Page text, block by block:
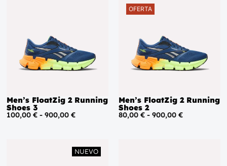
Men’s FloatZig 2 Running
Shoes 3
100,00 € - 900,00 €
Men’s FloatZig 2 Running
Shoes 2
OFERTA
80,00 € - 900,00 €
NUEVO